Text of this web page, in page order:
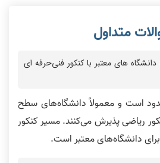
دانشگاه های معتبر با کنکور فنی‌حرفه ای
است و معمولاً دانشگاه‌های سطح
ریاضی پذیرش می‌کنند. مسیر کنکور
دانشگاه‌های معتبر است.